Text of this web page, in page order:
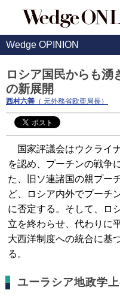
Wedge OPINION
ロシア国民からも湧
の新展開
西村六善 （ 元外務省欧亜局長）
国家評議会はウクライ
を認め、プーチンの戦争
た、旧ソ連諸国の親プー
ど、ロシア内外でプーチ
に否定する。そして、ロ
立を終わらせ、代わりに
大西洋制度への統合に基
る。
ユーラシア地政学